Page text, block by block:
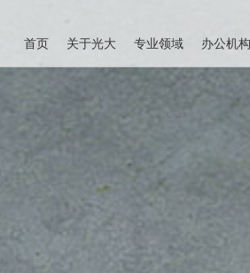
首页 关于光大 专业领域 办公机构